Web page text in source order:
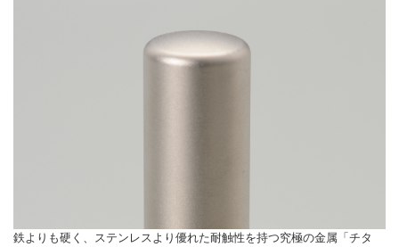
鉄よりも硬く、ステンレスより優れた耐触性を持つ究極の金属「チタ